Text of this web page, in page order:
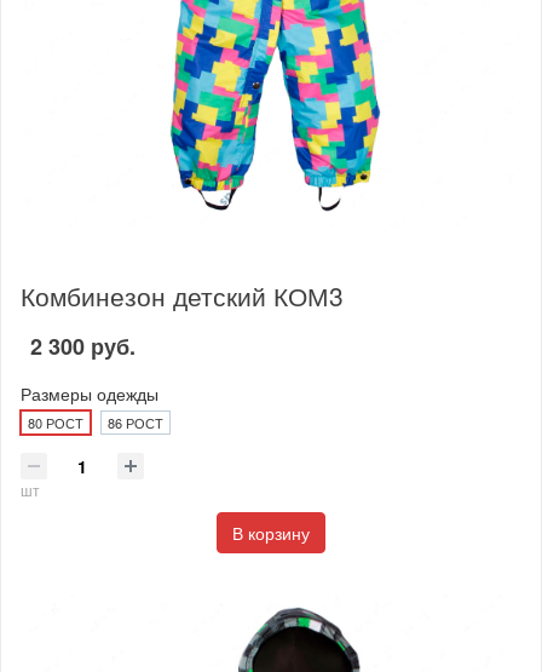
Комбинезон детский КОМ3
2 300 руб.
Размеры одежды
80 РОСТ 86 РОСТ
шт
В корзину